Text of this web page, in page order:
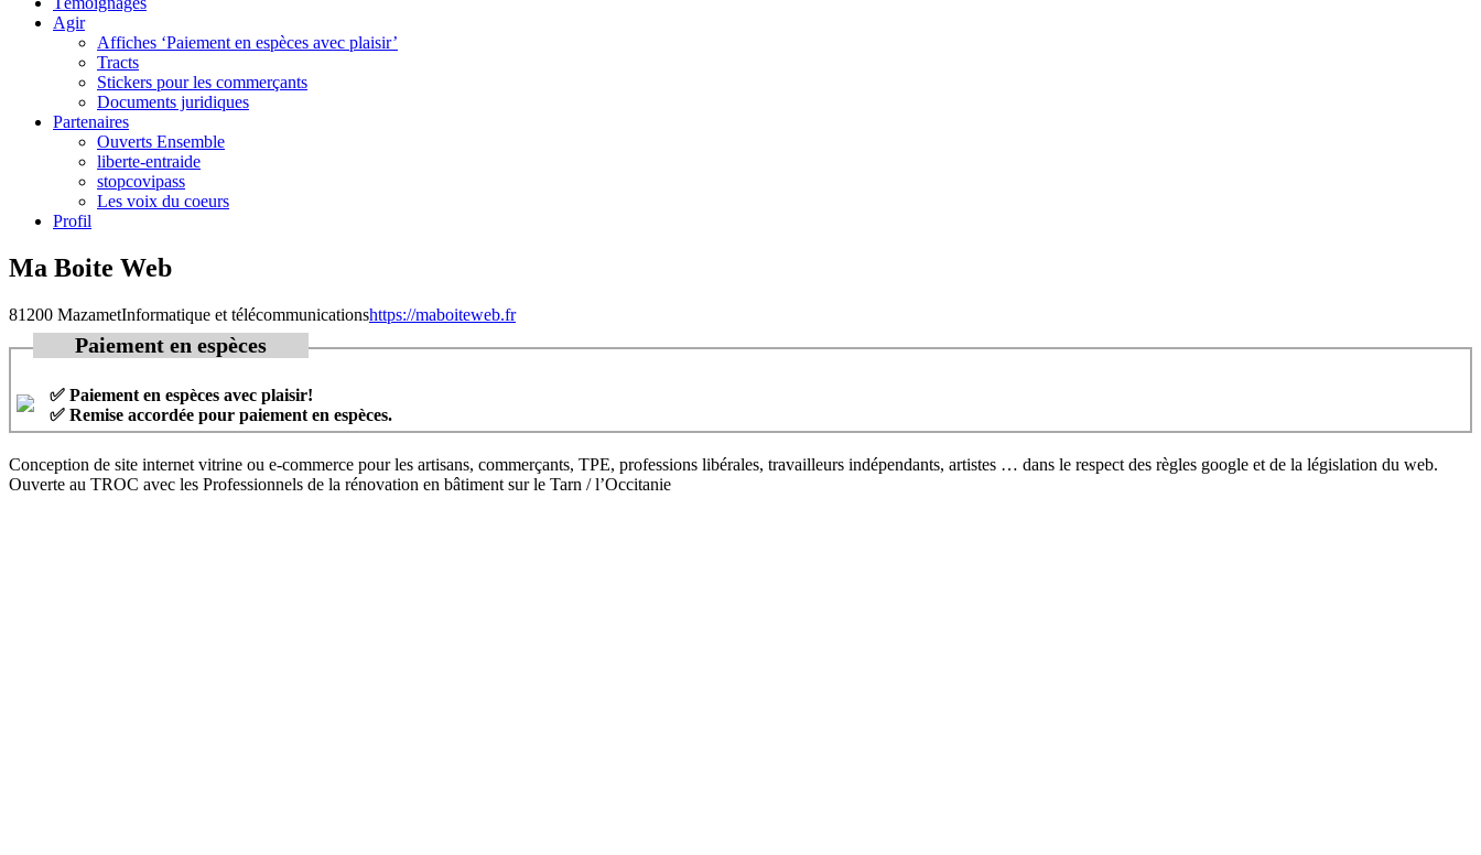
Agir
Affiches ‘Paiement en espèces avec plaisir’
Tracts
Stickers pour les commerçants
Documents juridiques
Partenaires
Ouverts Ensemble
liberte-entraide
stopcovipass
Les voix du coeurs
Profil
Ma Boite Web
81200 MazametInformatique et télécommunicationshttps://maboiteweb.fr
Paiement en espèces
✅ Paiement en espèces avec plaisir!
✅ Remise accordée pour paiement en espèces.
Conception de site internet vitrine ou e-commerce pour les artisans, commerçants, TPE, professions libérales, travailleurs indépendants, artistes … dans le respect des règles google et de la législation du web.
Ouverte au TROC avec les Professionnels de la rénovation en bâtiment sur le Tarn / l’Occitanie